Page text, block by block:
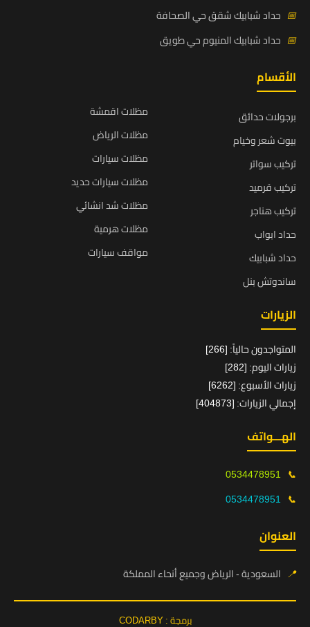
📅 حداد شبابيك شقق حي الصحافة
📅 حداد شبابيك المنيوم حي طويق
الأقسام
برجولات حدائق
بيوت شعر وخيام
تركيب سواتر
تركيب قرميد
تركيب هناجر
حداد ابواب
حداد شبابيك
ساندوتش بنل
مظلات اقمشة
مظلات الرياض
مظلات سيارات
مظلات سيارات حديد
مظلات شد انشائي
مظلات هرمية
مواقف سيارات
الزيارات
المتواجدون حالياً: [266]
زيارات اليوم: [282]
زيارات الأسبوع: [6262]
إجمالي الزيارات: [404873]
الهـــواتف
📞
0534478951
📞
0534478951
العنوان
📍 السعودية - الرياض وجميع أنحاء المملكة
برمجة : CODARBY